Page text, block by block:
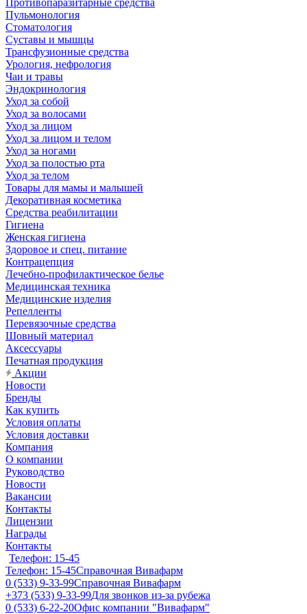
Противопаразитарные средства
Пульмонология
Стоматология
Суставы и мышцы
Трансфузионные средства
Урология, нефрология
Чаи и травы
Эндокринология
Уход за собой
Уход за волосами
Уход за лицом
Уход за лицом и телом
Уход за ногами
Уход за полостью рта
Уход за телом
Товары для мамы и малышей
Декоративная косметика
Средства реабилитации
Гигиена
Женская гигиена
Здоровое и спец. питание
Контрацепция
Лечебно-профилактическое белье
Медицинская техника
Медицинские изделия
Репелленты
Перевязочные средства
Шовный материал
Аксессуары
Печатная продукция
Акции
Новости
Бренды
Как купить
Условия оплаты
Условия доставки
Компания
О компании
Руководство
Новости
Вакансии
Контакты
Лицензии
Награды
Контакты
Телефон: 15-45
Телефон: 15-45Справочная Вивафарм
0 (533) 9-33-99Справочная Вивафарм
+373 (533) 9-33-99Для звонков из-за рубежа
0 (533) 6-22-20Офис компании "Вивафарм"